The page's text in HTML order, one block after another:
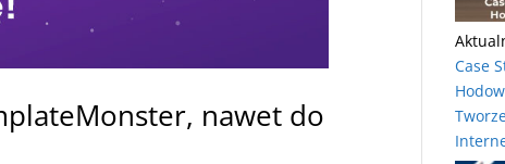
nawet do
Case